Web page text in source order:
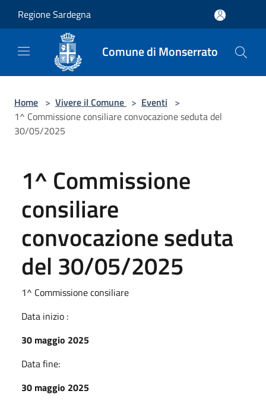
Regione Sardegna
Comune di Monserrato
Home > Vivere il Comune > Eventi >
1^ Commissione consiliare convocazione seduta del
30/05/2025
1^ Commissione
consiliare
convocazione seduta
del 30/05/2025
1^ Commissione consiliare
Data inizio :
30 maggio 2025
Data fine:
30 maggio 2025